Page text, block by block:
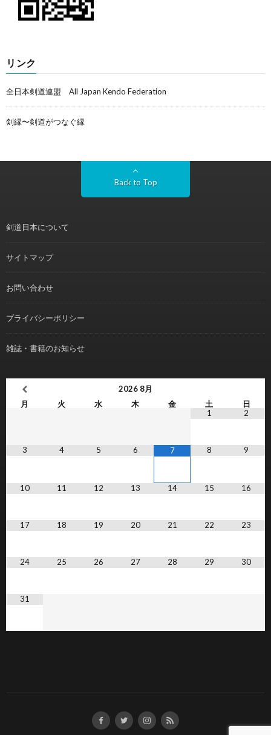
リンク
全日本剣道連盟 All Japan Kendo Federation
剣縁〜剣道がつなぐ縁
Back to Top
剣道日本について
サイトマップ
お問い合わせ
プライバシーポリシー
雑誌・書籍のお知らせ
2026 8月
月
火 水 木 金 土
日
1
2
3 4 5 6 7 8 9
10 11 12 13 14 15 16
17 18 19 20 21 22 23
24 25 26 27 28 29 30
31